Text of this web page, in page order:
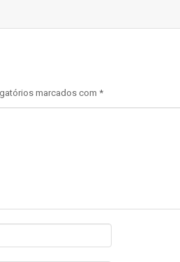
marcados com *